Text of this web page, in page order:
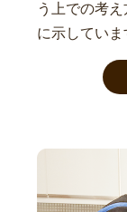
う上での考
に示していま